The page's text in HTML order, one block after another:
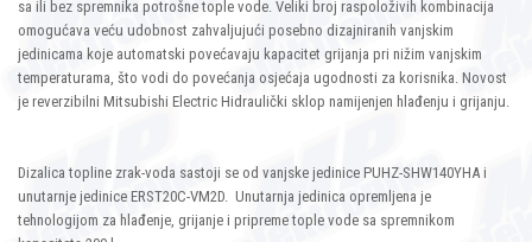
sa ili bez spremnika potrošne tople vode. Veliki broj raspoloživih kombinacija
omogućava veću udobnost zahvaljujući posebno dizajniranih vanjskim
jedinicama koje automatski povećavaju kapacitet grijanja pri nižim vanjskim
temperaturama, što vodi do povećanja osjećaja ugodnosti za korisnika. Novost
je reverzibilni Mitsubishi Electric Hidraulički sklop namijenjen hlađenju i grijanju.
Dizalica topline zrak-voda sastoji se od vanjske jedinice PUHZ-SHW140YHA i
unutarnje jedinice ERST20C-VM2D. Unutarnja jedinica opremljena je
tehnologijom za hlađenje, grijanje i pripreme tople vode sa spremnikom